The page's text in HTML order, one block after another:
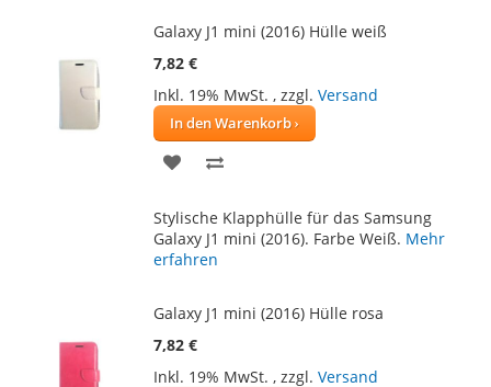
Galaxy J1 mini (2016) Hülle weiß
7,82 €
Inkl. 19% MwSt. , zzgl. Versand
In den Warenkorb
ZUR
HINZUFÜGEN
HINZUFÜGEN
Stylische Klapphülle für das Samsung
Galaxy J1 mini (2016). Farbe Weiß. Mehr
erfahren
Galaxy J1 mini (2016) Hülle rosa
7,82 €
Inkl. 19% MwSt. , zzgl. Versand